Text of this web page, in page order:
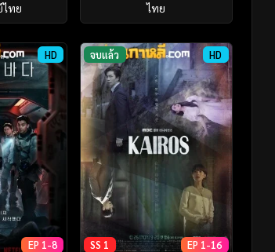
ทย
ไทย
HD
EP 1-8
จบแล้ว HD
SS 1 EP 1-16